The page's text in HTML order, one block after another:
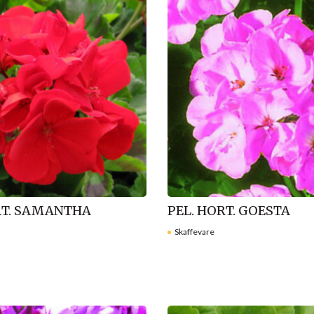
SAMANTHA PEL. HORT. GOESTA
Skaffevare